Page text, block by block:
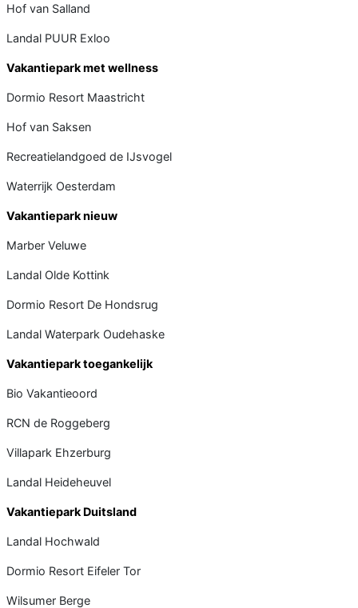
Hof van Salland
Landal PUUR Exloo
Vakantiepark met wellness
Dormio Resort Maastricht
Hof van Saksen
Recreatielandgoed de IJsvogel
Waterrijk Oesterdam
Vakantiepark nieuw
Marber Veluwe
Landal Olde Kottink
Dormio Resort De Hondsrug
Landal Waterpark Oudehaske
Vakantiepark toegankelijk
Bio Vakantieoord
RCN de Roggeberg
Villapark Ehzerburg
Landal Heideheuvel
Vakantiepark Duitsland
Landal Hochwald
Dormio Resort Eifeler Tor
Wilsumer Berge